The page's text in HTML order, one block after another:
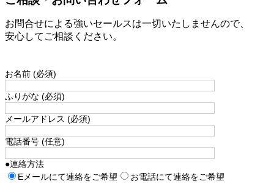
お問合せによる強いセールスは一切いたしませんので、
安心してご相談ください。
お名前 (必須)
ふりがな (必須)
メールアドレス (必須)
電話番号 (任意)
●連絡方法
Eメールにて連絡をご希望
お電話にて連絡をご希望